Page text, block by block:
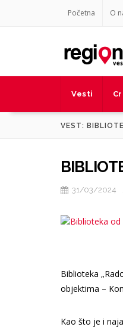
Početna O
Vesti
VEST:
31/03/2024
Biblioteka
objektima –
Kao što je i